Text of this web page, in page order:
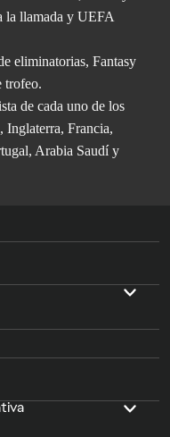
la llamada y UEFA
eliminatorias, Fantasy
trofeo.
de cada uno de los
Inglaterra, Francia,
Arabia Saudí y